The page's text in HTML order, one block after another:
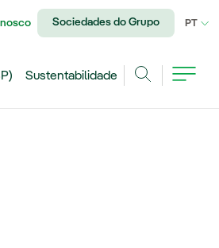
Sociedades do Grupo PT
Sustentabilidade